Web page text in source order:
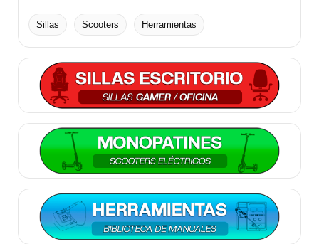
Sillas Scooters Herramientas